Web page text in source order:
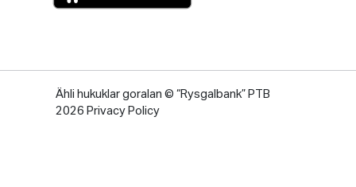
Ähli hukuklar goralan © “Rysgalbank” PTB
2026 Privacy Policy